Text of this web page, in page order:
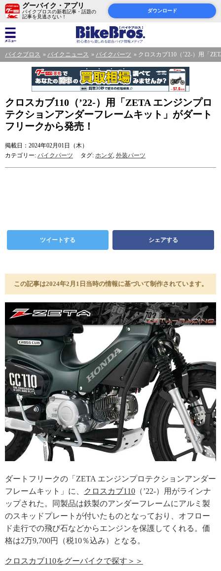
グーバイク・アプリ
バイクブロスの新着記事・話題の
記事を見逃さない！
ダウンロード
バイクブロス バイクニュース バイクパーツ クロスカブ110（’22-）用「
クロスカブ110（’22-）用「ZETA エンジンプロ
テクションアンダーフレームキット」がダート
フリークから発売！
掲載日：2024年02月01日（木）
カテゴリー: バイクパーツ タグ: ホンダ, 外装パーツ
ツイートする シェアする
この記事は2024年2月1日当時の情報に基づいて制作されています。
ダートフリークの「ZETA エンジンプロテクションアンダー
フレームキット」に、
クロスカブ110 （’22-）用がラインナ
ップされた。同製品は鉄製のアンダーフレームにアルミ製
のスキッドプレートが付いたものとなっており、オフロー
ド走行での飛び石などからエンジンを保護してくれる。価
格は2万9,700円（税10％込み）となる。
クロスカブ110をグーバイクで探す＞＞